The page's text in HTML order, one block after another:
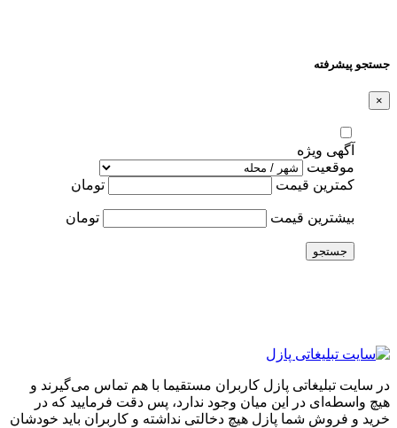
جستجو پیشرفته
×
آگهی ویژه
موقعیت
کمترین قیمت
تومان
بیشترین قیمت تومان
جستجو
در سایت تبلیغاتی پازل کاربران مستقیما با هم تماس می‌گیرند و
هیچ واسطه‌ای در این میان وجود ندارد، پس دقت فرمایید که در
خرید و فروشِ شما پازل هیچ دخالتی نداشته و کاربران باید خودشان